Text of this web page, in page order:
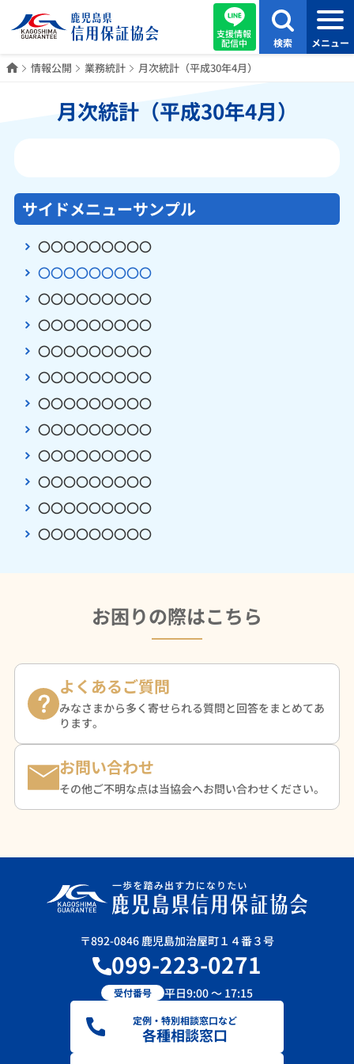
支援情報
配信中 検索 メニュー
ホーム
情報公開 業務統計 月次統計（平成30年4月）
月次統計（平成30年4月）
サイドメニューサンプル
〇〇〇〇〇〇〇〇〇
〇〇〇〇〇〇〇〇〇
〇〇〇〇〇〇〇〇〇
〇〇〇〇〇〇〇〇〇
〇〇〇〇〇〇〇〇〇
〇〇〇〇〇〇〇〇〇
〇〇〇〇〇〇〇〇〇
〇〇〇〇〇〇〇〇〇
〇〇〇〇〇〇〇〇〇
〇〇〇〇〇〇〇〇〇
〇〇〇〇〇〇〇〇〇
〇〇〇〇〇〇〇〇〇
お困りの際はこちら
よくあるご質問
みなさまから多く寄せられる質問と回答をまとめてあ
ります。
お問い合わせ
その他ご不明な点は当協会へお問い合わせください。
〒892-0846 鹿児島加治屋町１４番３号
099-223-0271
受付番号 平日9:00 ～ 17:15
定例・特別相談窓口など
各種相談窓口